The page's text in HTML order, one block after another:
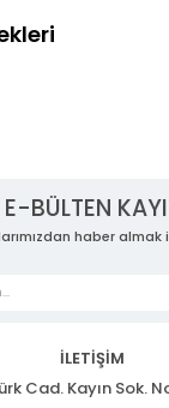
E-BÜLTEN
haber almak
İLETİŞİM
Cad. Kayın Sok.